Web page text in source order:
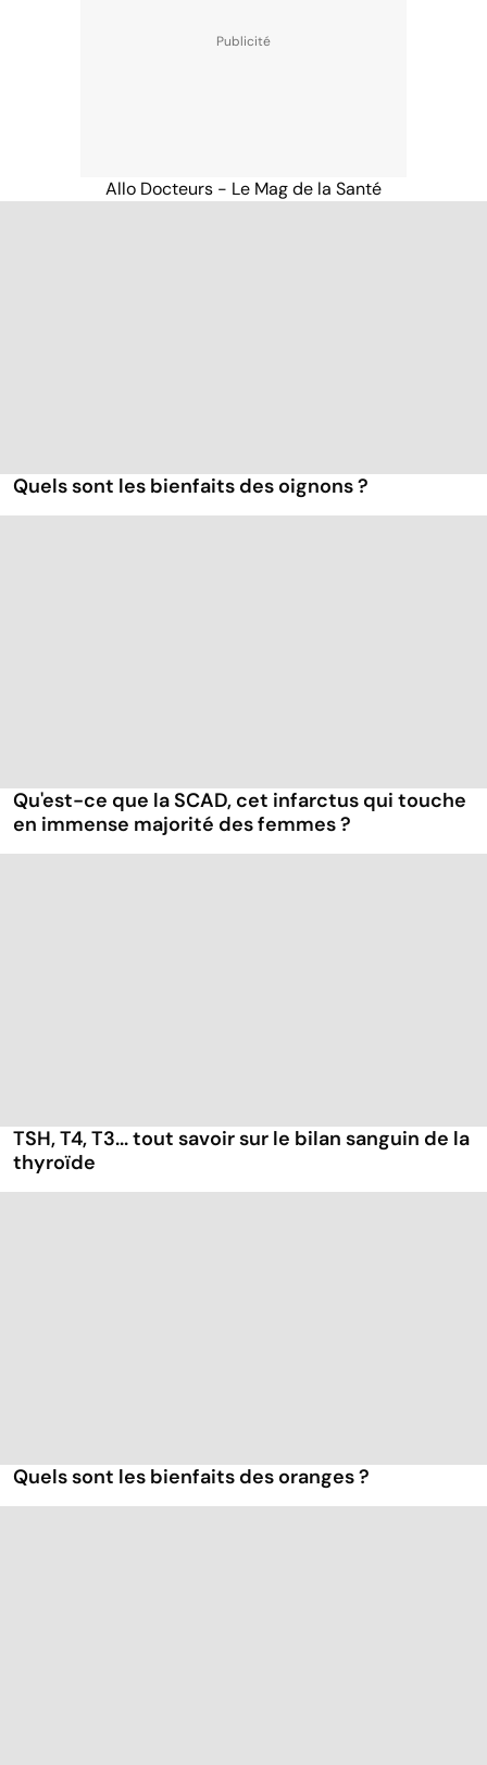
Allo Docteurs - Le Mag de la Santé
Quels sont les bienfaits des oignons ?
Qu'est-ce que la SCAD, cet infarctus qui touche
en immense majorité des femmes ?
TSH, T4, T3... tout savoir sur le bilan sanguin de la
thyroïde
Quels sont les bienfaits des oranges ?